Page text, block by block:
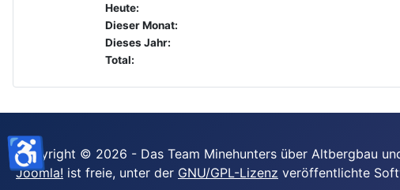
Heute:
Dieser Monat:
Dieses Jahr:
Total:
Copyright © 2026 - Das Team Minehunters über Altbergbau
Joomla! ist freie, unter der GNU/GPL-Lizenz veröffentlichte